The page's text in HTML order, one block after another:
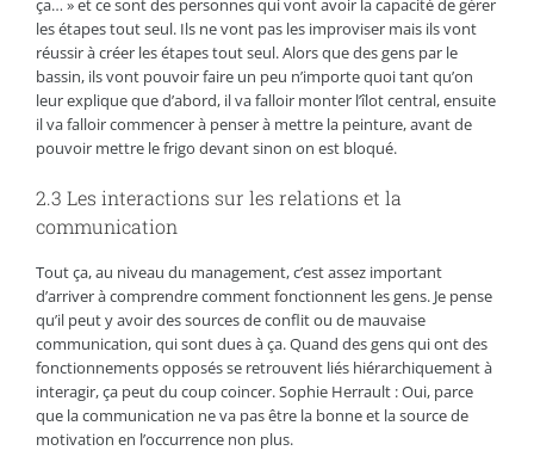
ça… » et ce sont des personnes qui vont avoir la capacité de gérer
les étapes tout seul. Ils ne vont pas les improviser mais ils vont
réussir à créer les étapes tout seul. Alors que des gens par le
bassin, ils vont pouvoir faire un peu n’importe quoi tant qu’on
leur explique que d’abord, il va falloir monter l’îlot central, ensuite
il va falloir commencer à penser à mettre la peinture, avant de
pouvoir mettre le frigo devant sinon on est bloqué.
2.3 Les interactions sur les relations et la
communication
Tout ça, au niveau du management, c’est assez important
d’arriver à comprendre comment fonctionnent les gens. Je pense
qu’il peut y avoir des sources de conflit ou de mauvaise
communication, qui sont dues à ça. Quand des gens qui ont des
fonctionnements opposés se retrouvent liés hiérarchiquement à
interagir, ça peut du coup coincer. Sophie Herrault : Oui, parce
que la communication ne va pas être la bonne et la source de
motivation en l’occurrence non plus.